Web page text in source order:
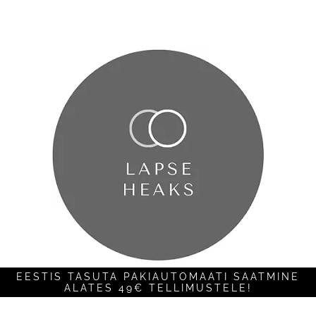
EESTIS TASUTA PAKIAUTOMAATI SAATMINE
ALATES 49€ TELLIMUSTELE!